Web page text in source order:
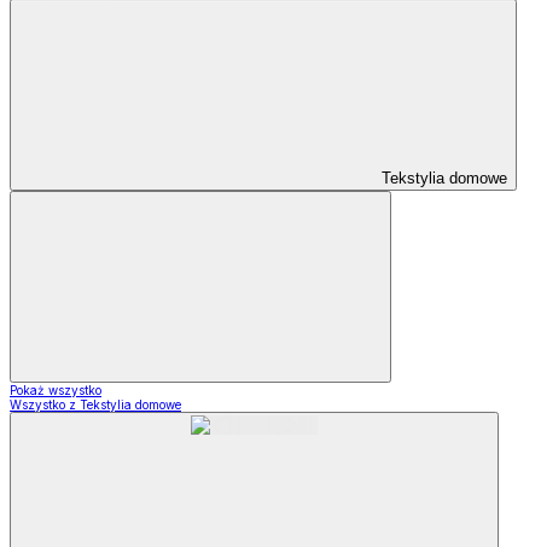
Tekstylia domowe
Pokaż wszystko
Wszystko z Tekstylia domowe